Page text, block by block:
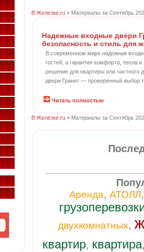
В Железке.ru » Материалы за Сентябрь
Надежные входные двери
безопасность и стиль для
В современном мире надежная
гостей, а гарантия комфорта, тепла
решение для квартиры или
двери Гранит — проверенный выбор
Читать полностью
В Железке.ru » Материалы за Сентябрь
Аренда, АТОЛЛ
двухкомнатных,
квартир, квартира